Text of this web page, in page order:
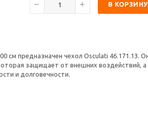
В КОРЗИНУ
см предназначен чехол Osculati 46.171.13.
защищает от внешних воздействий, а
и долговечности.